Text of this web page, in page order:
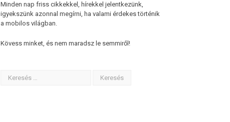
Minden nap friss cikkekkel, hírekkel jelentkezünk,
igyekszünk azonnal megírni, ha valami érdekes történik
a mobilos világban.
Kövess minket, és nem maradsz le semmiről!